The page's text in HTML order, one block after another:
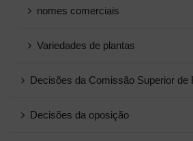
nomes comerciais
Variedades de plantas
Decisões da Comissão Superior de
Decisões da oposição